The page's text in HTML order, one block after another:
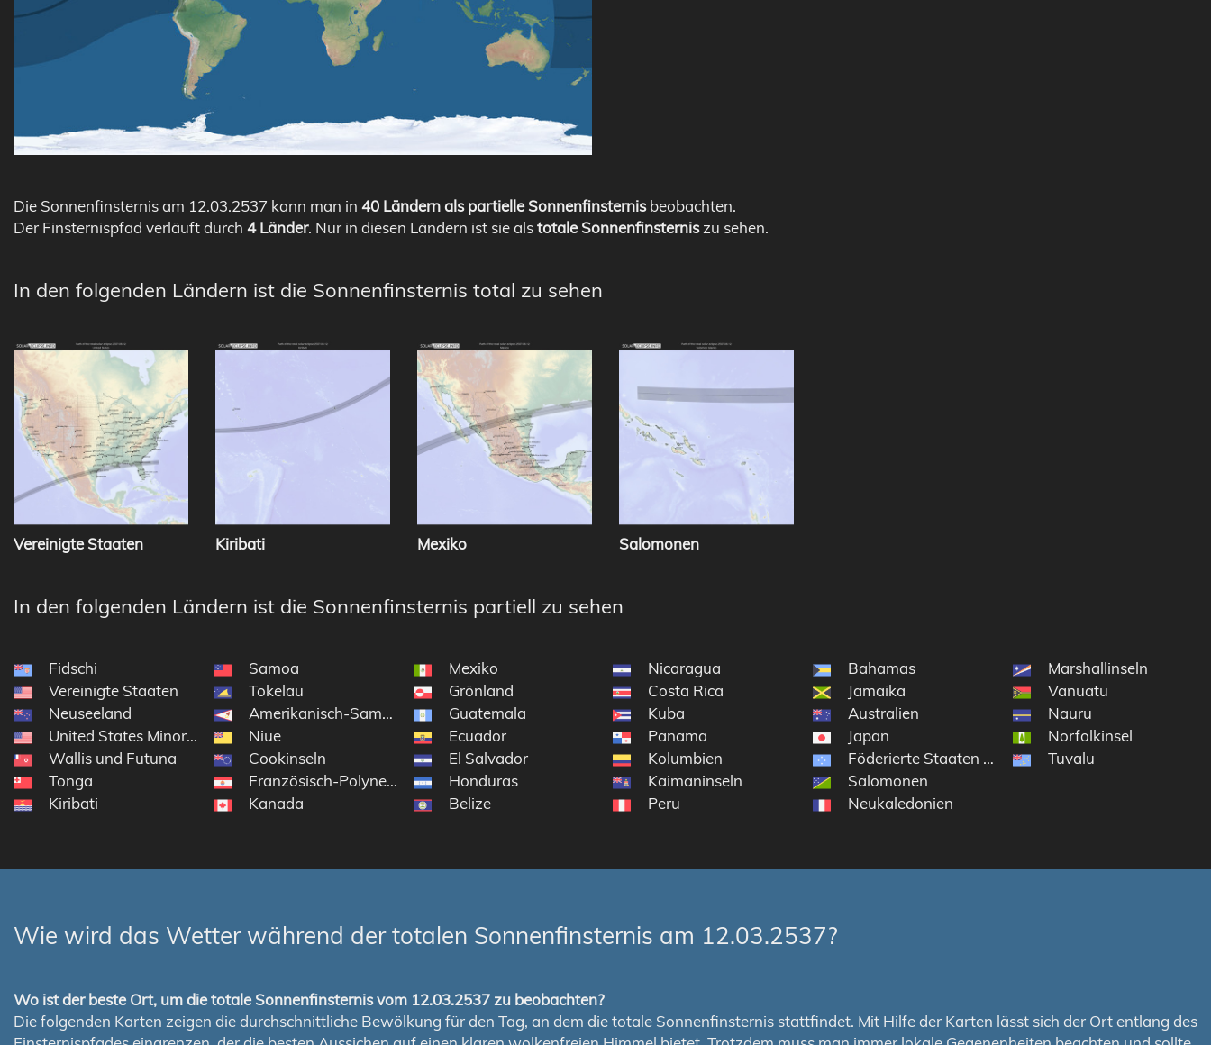
Die Sonnenfinsternis am 12.03.2537 kann man in 40 Ländern als partielle Sonnenfinsternisbeobachten.
Der Finsternispfad verläuft durch 4 Länder. Nur in diesen Ländern ist sie alstotale Sonnenfinsterniszu sehen.
In den folgenden Ländern ist die Sonnenfinsternis total zu sehen
Vereinigte Staaten Kiribati Mexiko Salomonen
In den folgenden Ländern ist die Sonnenfinsternis partiell zu sehen
Fidschi
Vereinigte Staaten
Neuseeland
United States Minor Outlying Islands
Wallis und Futuna
Tonga
Kiribati
Samoa
Tokelau
Amerikanisch-Samoa
Niue
Cookinseln
Französisch-Polynesien
Kanada
Mexiko
Grönland
Guatemala
Ecuador
El Salvador
Honduras
Belize
Nicaragua
Costa Rica
Kuba
Panama
Kolumbien
Kaimaninseln
Peru
Bahamas
Jamaika
Australien
Japan
Föderierte Staaten von Mikronesien
Salomonen
Neukaledonien
Marshallinseln
Vanuatu
Nauru
Norfolkinsel
Tuvalu
Wie wird das Wetter während der totalen Sonnenfinsternis am 12.03.2537?
Wo ist der beste Ort, um die totale Sonnenfinsternis vom 12.03.2537 zu beobachten?
Die folgenden Karten zeigen die durchschnittliche Bewölkung für den Tag, an dem die totale Sonnenfinsternis stattfindet. Mit Hilfe der Karten lässt sich der Ort entlang des